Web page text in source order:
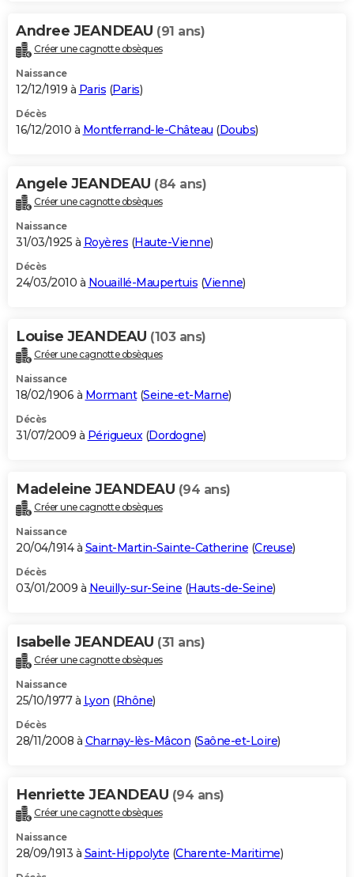
Andree JEANDEAU (91 ans)
Créer une cagnotte obsèques
Naissance
12/12/1919 à Paris (Paris)
Décès
16/12/2010 à Montferrand-le-Château (Doubs)
Angele JEANDEAU (84 ans)
Créer une cagnotte obsèques
Naissance
31/03/1925 à Royères (Haute-Vienne)
Décès
24/03/2010 à Nouaillé-Maupertuis (Vienne)
Louise JEANDEAU (103 ans)
Créer une cagnotte obsèques
Naissance
18/02/1906 à Mormant(Seine-et-Marne)
Décès
31/07/2009 à Périgueux(Dordogne)
Madeleine JEANDEAU (94 ans)
Créer une cagnotte obsèques
Naissance
20/04/1914 à Saint-Martin-Sainte-Catherine (Creuse)
Décès
03/01/2009 à Neuilly-sur-Seine (Hauts-de-Seine)
Isabelle JEANDEAU (31 ans)
Créer une cagnotte obsèques
Naissance
25/10/1977 à Lyon (Rhône)
Décès
28/11/2008 à Charnay-lès-Mâcon (Saône-et-Loire)
Henriette JEANDEAU (94 ans)
Créer une cagnotte obsèques
Naissance
28/09/1913 à Saint-Hippolyte (Charente-Maritime)